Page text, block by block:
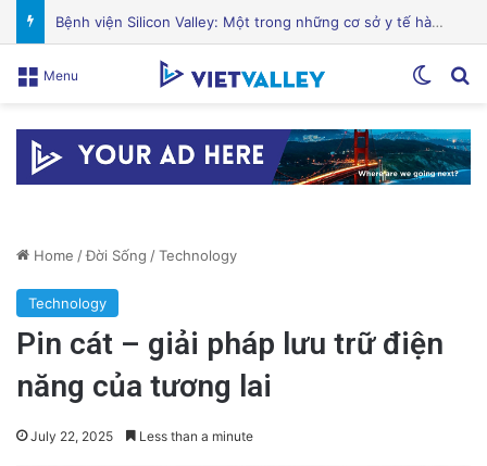
Sự Kiện Livestream Gây Chấn Động: 3 Triệu Người Theo Dõi Nguyễn Phương Hằng Tại Việt Nam!
Menu
Home /Đời Sống /Technology
Technology
Pin cát – giải pháp lưu trữ điện
năng của tương lai
July 22, 2025 Less than a minute